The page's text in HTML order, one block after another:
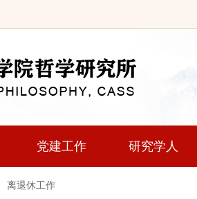
党建工作 研究学人
离退休工作